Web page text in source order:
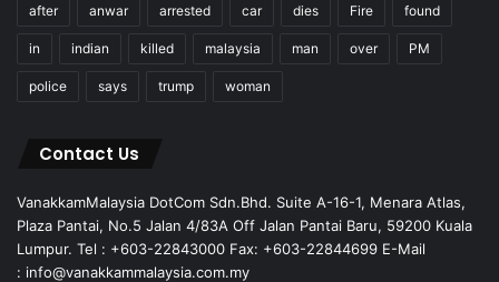
after anwar arrested car dies Fire found
in indian killed malaysia man over PM
police says trump woman
Contact Us
VanakkamMalaysia DotCom Sdn.Bhd. Suite A-16-1, Menara Atlas,
Plaza Pantai, No.5 Jalan 4/83A Off Jalan Pantai Baru, 59200 Kuala
Lumpur. Tel : +603-22843000 Fax: +603-22844699 E-Mail
: info@vanakkammalaysia.com.my